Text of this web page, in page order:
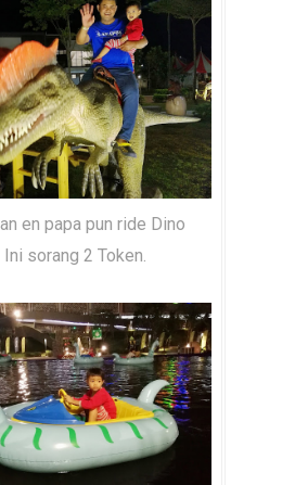
en papa pun ride Dino
Ini sorang 2 Token.